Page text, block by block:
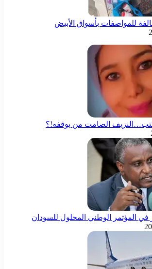
للمواصفات بأسواق الأبيض
الصامت من يوقفه!؟
في المؤتمر الوطني المحلول للسودان